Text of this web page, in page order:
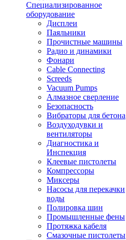
Специализированное
оборудование
Дисплеи
Паяльники
Прочистные машины
Радио и динамики
Фонари
Cable Connecting
Screeds
Vacuum Pumps
Алмазное сверление
Безопасность
Вибраторы для бетона
Воздуходувки и
вентиляторы
Диагностика и
Инспекция
Клеевые пистолеты
Компрессоры
Миксеры
Насосы для перекачки
воды
Полировка шин
Промышленные фены
Протяжка кабеля
Смазочные пистолеты